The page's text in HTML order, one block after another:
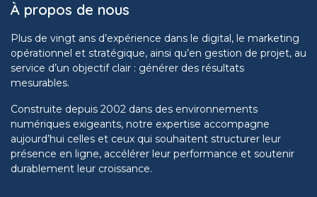
À propos de nous
Plus de vingt ans d’expérience dans le digital, le marketing
opérationnel et stratégique, ainsi qu’en gestion de projet, au
service d’un objectif clair : générer des résultats
mesurables.
Construite depuis 2002 dans des environnements
numériques exigeants, notre expertise accompagne
aujourd’hui celles et ceux qui souhaitent structurer leur
présence en ligne, accélérer leur performance et soutenir
durablement leur croissance.